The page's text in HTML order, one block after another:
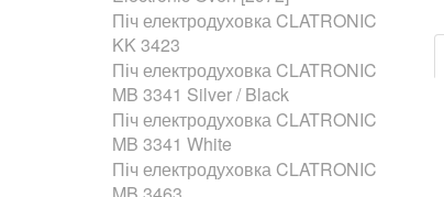
Піч електродуховка CLATRONIC
KK 3423
Піч електродуховка CLATRONIC
MB 3341 Silver / Black
Піч електродуховка CLATRONIC
MB 3341 White
Піч електродуховка CLATRONIC